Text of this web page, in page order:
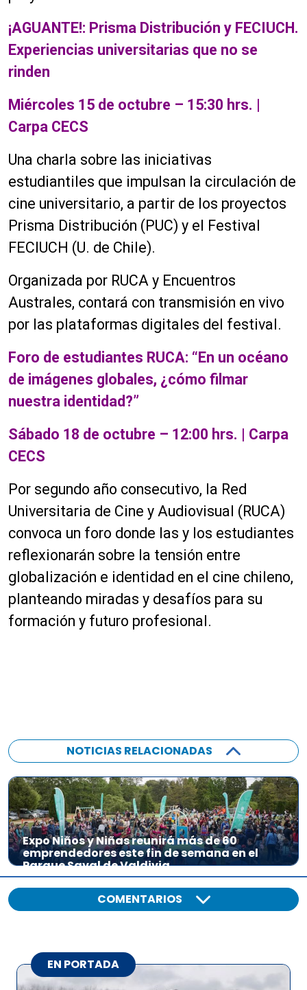
¡AGUANTE!: Prisma Distribución y FECIUCH.
Experiencias universitarias que no se
rinden
Miércoles 15 de octubre – 15:30 hrs. |
Carpa CECS
Una charla sobre las iniciativas
estudiantiles que impulsan la circulación de
cine universitario, a partir de los proyectos
Prisma Distribución (PUC) y el Festival
FECIUCH (U. de Chile).
Organizada por RUCA y Encuentros
Australes, contará con transmisión en vivo
por las plataformas digitales del festival.
Foro de estudiantes RUCA: “En un océano
de imágenes globales, ¿cómo filmar
nuestra identidad?”
Sábado 18 de octubre – 12:00 hrs. | Carpa
CECS
Por segundo año consecutivo, la Red
Universitaria de Cine y Audiovisual (RUCA)
convoca un foro donde las y los estudiantes
reflexionarán sobre la tensión entre
globalización e identidad en el cine chileno,
planteando miradas y desafíos para su
formación y futuro profesional.
NOTICIAS RELACIONADAS
Expo Niños y Niñas reunirá más de 60
emprendedores este fin de semana en el
Parque Saval de Valdivia
COMENTARIOS
EN PORTADA